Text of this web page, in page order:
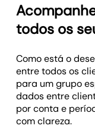
todos os
Como está o
entre todos os
para um grupo
dados entre
por conta e
com clareza.